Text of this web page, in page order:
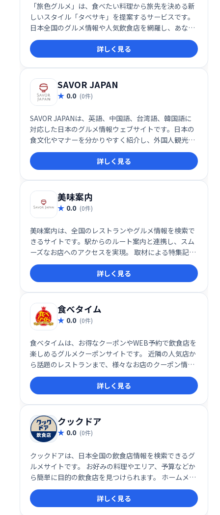
「旅色グルメ」は、食べたい料理から旅先を決める新
しいスタイル「タベサキ」を提案するサービスです。
日本全国のグルメ情報や人気飲食店を網羅し、あなた
にぴったりのグルメ旅行プランを見つけるお手伝いを
します。美味しい料理と魅力的な旅先との出会いを、
旅色グルメで実現しましょう。
詳しく見る
SAVOR JAPAN
0.0 (0件)
SAVOR JAPANは、英語、中国語、台湾語、韓国語に
対応した日本のグルメ情報ウェブサイトです。日本の
食文化やマナーを分かりやすく紹介し、外国人観光客
への効果的な情報発信を支援します。日本の食の魅力
を世界へ届ける、多言語対応の頼れるプラットフォー
ムです。
詳しく見る
美味案内
0.0 (0件)
美味案内は、全国のレストランやグルメ情報を検索で
きるサイトです。駅からのルート案内と連携し、スム
ーズなお店へのアクセスを実現。 取材による特集記事
も掲載しており、多角的な視点から飲食店選びをサポ
ートします。 こだわりのグルメ情報を探したい方にお
すすめです。
詳しく見る
食べタイム
0.0 (0件)
食べタイムは、お得なクーポンやWEB予約で飲食店を
楽しめるグルメクーポンサイトです。 近隣の人気店か
ら話題のレストランまで、様々なお店のクーポン情報
が満載！ 手軽に予約・お得に食事を楽しみたい方にお
すすめです。ランチやディナー、特別な日の食事にも
ぜひご利用ください。
詳しく見る
クックドア
0.0 (0件)
クックドアは、日本全国の飲食店情報を検索できるグ
ルメサイトです。 お好みの料理やエリア、予算などか
ら簡単に目的の飲食店を見つけられます。 ホームメイ
ト・リサーチが提供するサービスで、豊富な情報と使
いやすさで、外食の計画をスムーズにサポートしま
す。
詳しく見る